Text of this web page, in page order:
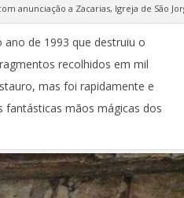
anunciação a Zacarias, Igreja de São
de 1993 que destruiu o
recolhidos em mil
mas foi rapidamente e
fantásticas mãos mágicas dos